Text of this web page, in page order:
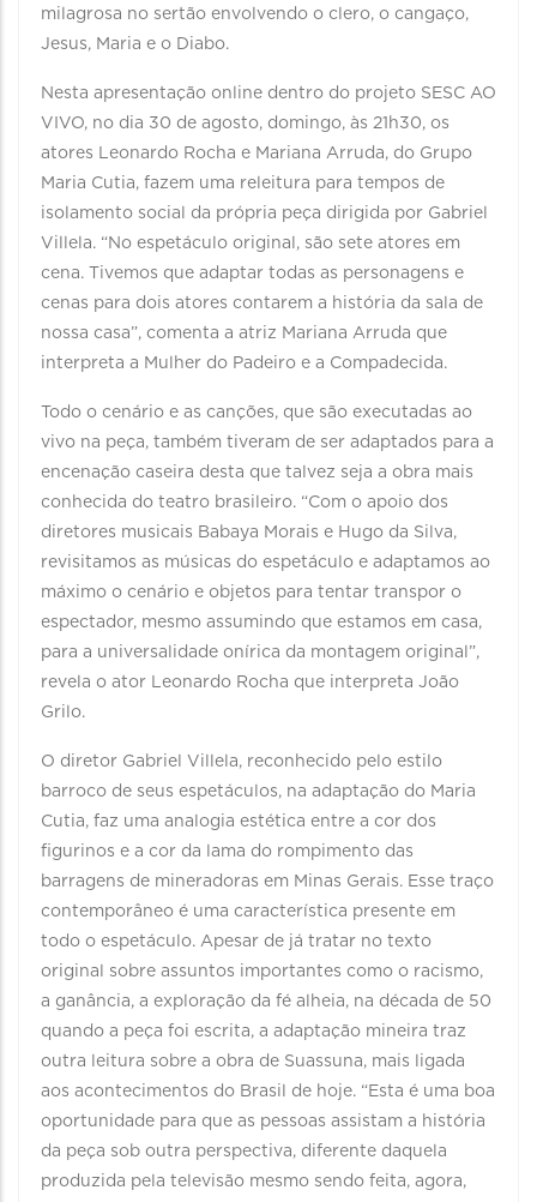
milagrosa no sertão envolvendo o clero, o cangaço,
Jesus, Maria e o Diabo.
Nesta apresentação online dentro do projeto SESC AO
VIVO, no dia 30 de agosto, domingo, às 21h30, os
atores Leonardo Rocha e Mariana Arruda, do Grupo
Maria Cutia, fazem uma releitura para tempos de
isolamento social da própria peça dirigida por Gabriel
Villela. “No espetáculo original, são sete atores em
cena. Tivemos que adaptar todas as personagens e
cenas para dois atores contarem a história da sala de
nossa casa”, comenta a atriz Mariana Arruda que
interpreta a Mulher do Padeiro e a Compadecida.
Todo o cenário e as canções, que são executadas ao
vivo na peça, também tiveram de ser adaptados para a
encenação caseira desta que talvez seja a obra mais
conhecida do teatro brasileiro. “Com o apoio dos
diretores musicais Babaya Morais e Hugo da Silva,
revisitamos as músicas do espetáculo e adaptamos ao
máximo o cenário e objetos para tentar transpor o
espectador, mesmo assumindo que estamos em casa,
para a universalidade onírica da montagem original”,
revela o ator Leonardo Rocha que interpreta João
Grilo.
O diretor Gabriel Villela, reconhecido pelo estilo
barroco de seus espetáculos, na adaptação do Maria
Cutia, faz uma analogia estética entre a cor dos
figurinos e a cor da lama do rompimento das
barragens de mineradoras em Minas Gerais. Esse traço
contemporâneo é uma característica presente em
todo o espetáculo. Apesar de já tratar no texto
original sobre assuntos importantes como o racismo,
a ganância, a exploração da fé alheia, na década de 50
quando a peça foi escrita, a adaptação mineira traz
outra leitura sobre a obra de Suassuna, mais ligada
aos acontecimentos do Brasil de hoje. “Esta é uma boa
oportunidade para que as pessoas assistam a história
da peça sob outra perspectiva, diferente daquela
produzida pela televisão mesmo sendo feita, agora,